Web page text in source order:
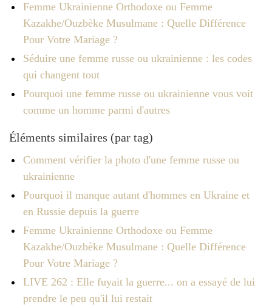
Femme Ukrainienne Orthodoxe ou Femme
Kazakhe/Ouzbèke Musulmane : Quelle Différence
Pour Votre Mariage ?
Séduire une femme russe ou ukrainienne : les codes
qui changent tout
Pourquoi une femme russe ou ukrainienne vous voit
comme un homme parmi d'autres
Éléments similaires (par tag)
Comment vérifier la photo d'une femme russe ou
ukrainienne
Pourquoi il manque autant d'hommes en Ukraine et
en Russie depuis la guerre
Femme Ukrainienne Orthodoxe ou Femme
Kazakhe/Ouzbèke Musulmane : Quelle Différence
Pour Votre Mariage ?
LIVE 262 : Elle fuyait la guerre... on a essayé de lui
prendre le peu qu'il lui restait